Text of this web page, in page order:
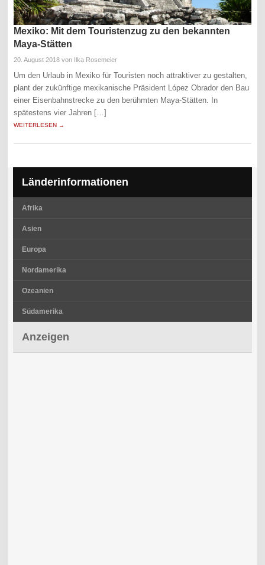
Mexiko: Mit dem Touristenzug zu den bekannten
Maya-Stätten
20. August 2018 von Ilka Rosemeier
Um den Urlaub in Mexiko für Touristen noch attraktiver zu gestalten,
plant der zukünftige mexikanische Präsident López Obrador den Bau
einer Eisenbahnstrecke zu den berühmten Maya-Stätten. In
spätestens vier Jahren […]
WEITERLESEN →
Länderinformationen
Afrika
Asien
Europa
Nordamerika
Ozeanien
Südamerika
Anzeigen